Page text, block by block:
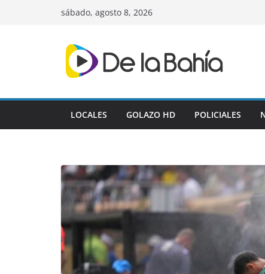
sábado, agosto 8, 2026
LOCALES GOLAZO HD POLICIALES